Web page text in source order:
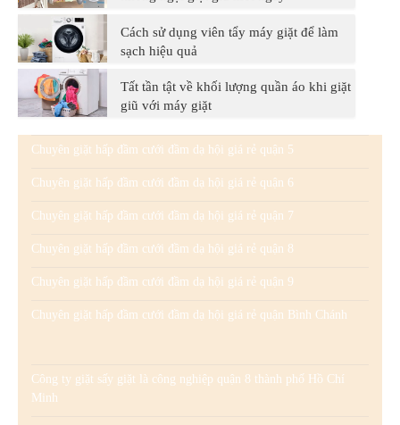
Cách sử dụng viên tẩy máy giặt để làm
sạch hiệu quả
Tất tần tật về khối lượng quần áo khi giặt
giũ với máy giặt
Chuyên giặt hấp đầm cưới đầm dạ hội giá rẻ quận 5
Chuyên giặt hấp đầm cưới đầm dạ hội giá rẻ quận 6
Chuyên giặt hấp đầm cưới đầm dạ hội giá rẻ quận 7
Chuyên giặt hấp đầm cưới đầm dạ hội giá rẻ quận 8
Chuyên giặt hấp đầm cưới đầm dạ hội giá rẻ quận 9
Chuyên giặt hấp đầm cưới đầm dạ hội giá rẻ quận Bình Chánh
Công ty giặt sấy giặt là công nghiệp quận 8 thành phố Hồ Chí
Minh